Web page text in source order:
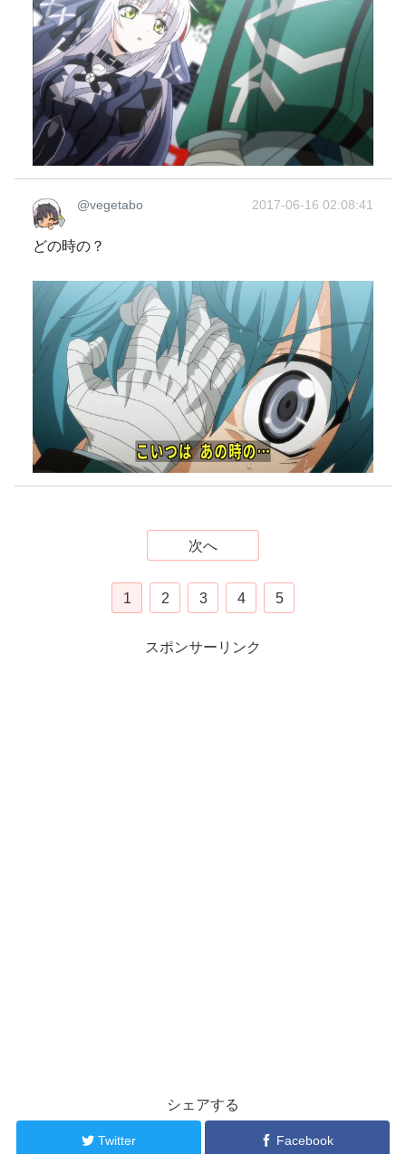
@vegetabo 2017-06-16 02:08:41
どの時の？
次へ
1 2 3 4 5
スポンサーリンク
シェアする
Twitter Facebook